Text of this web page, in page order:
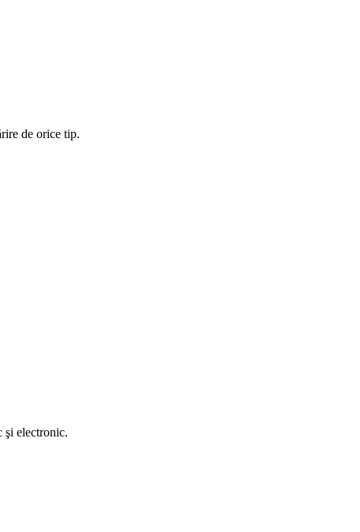
de orice tip.
şi electronic.